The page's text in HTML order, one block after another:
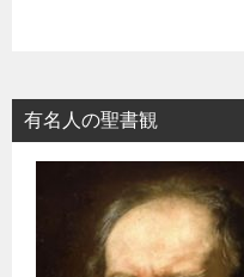
有名人の聖書観